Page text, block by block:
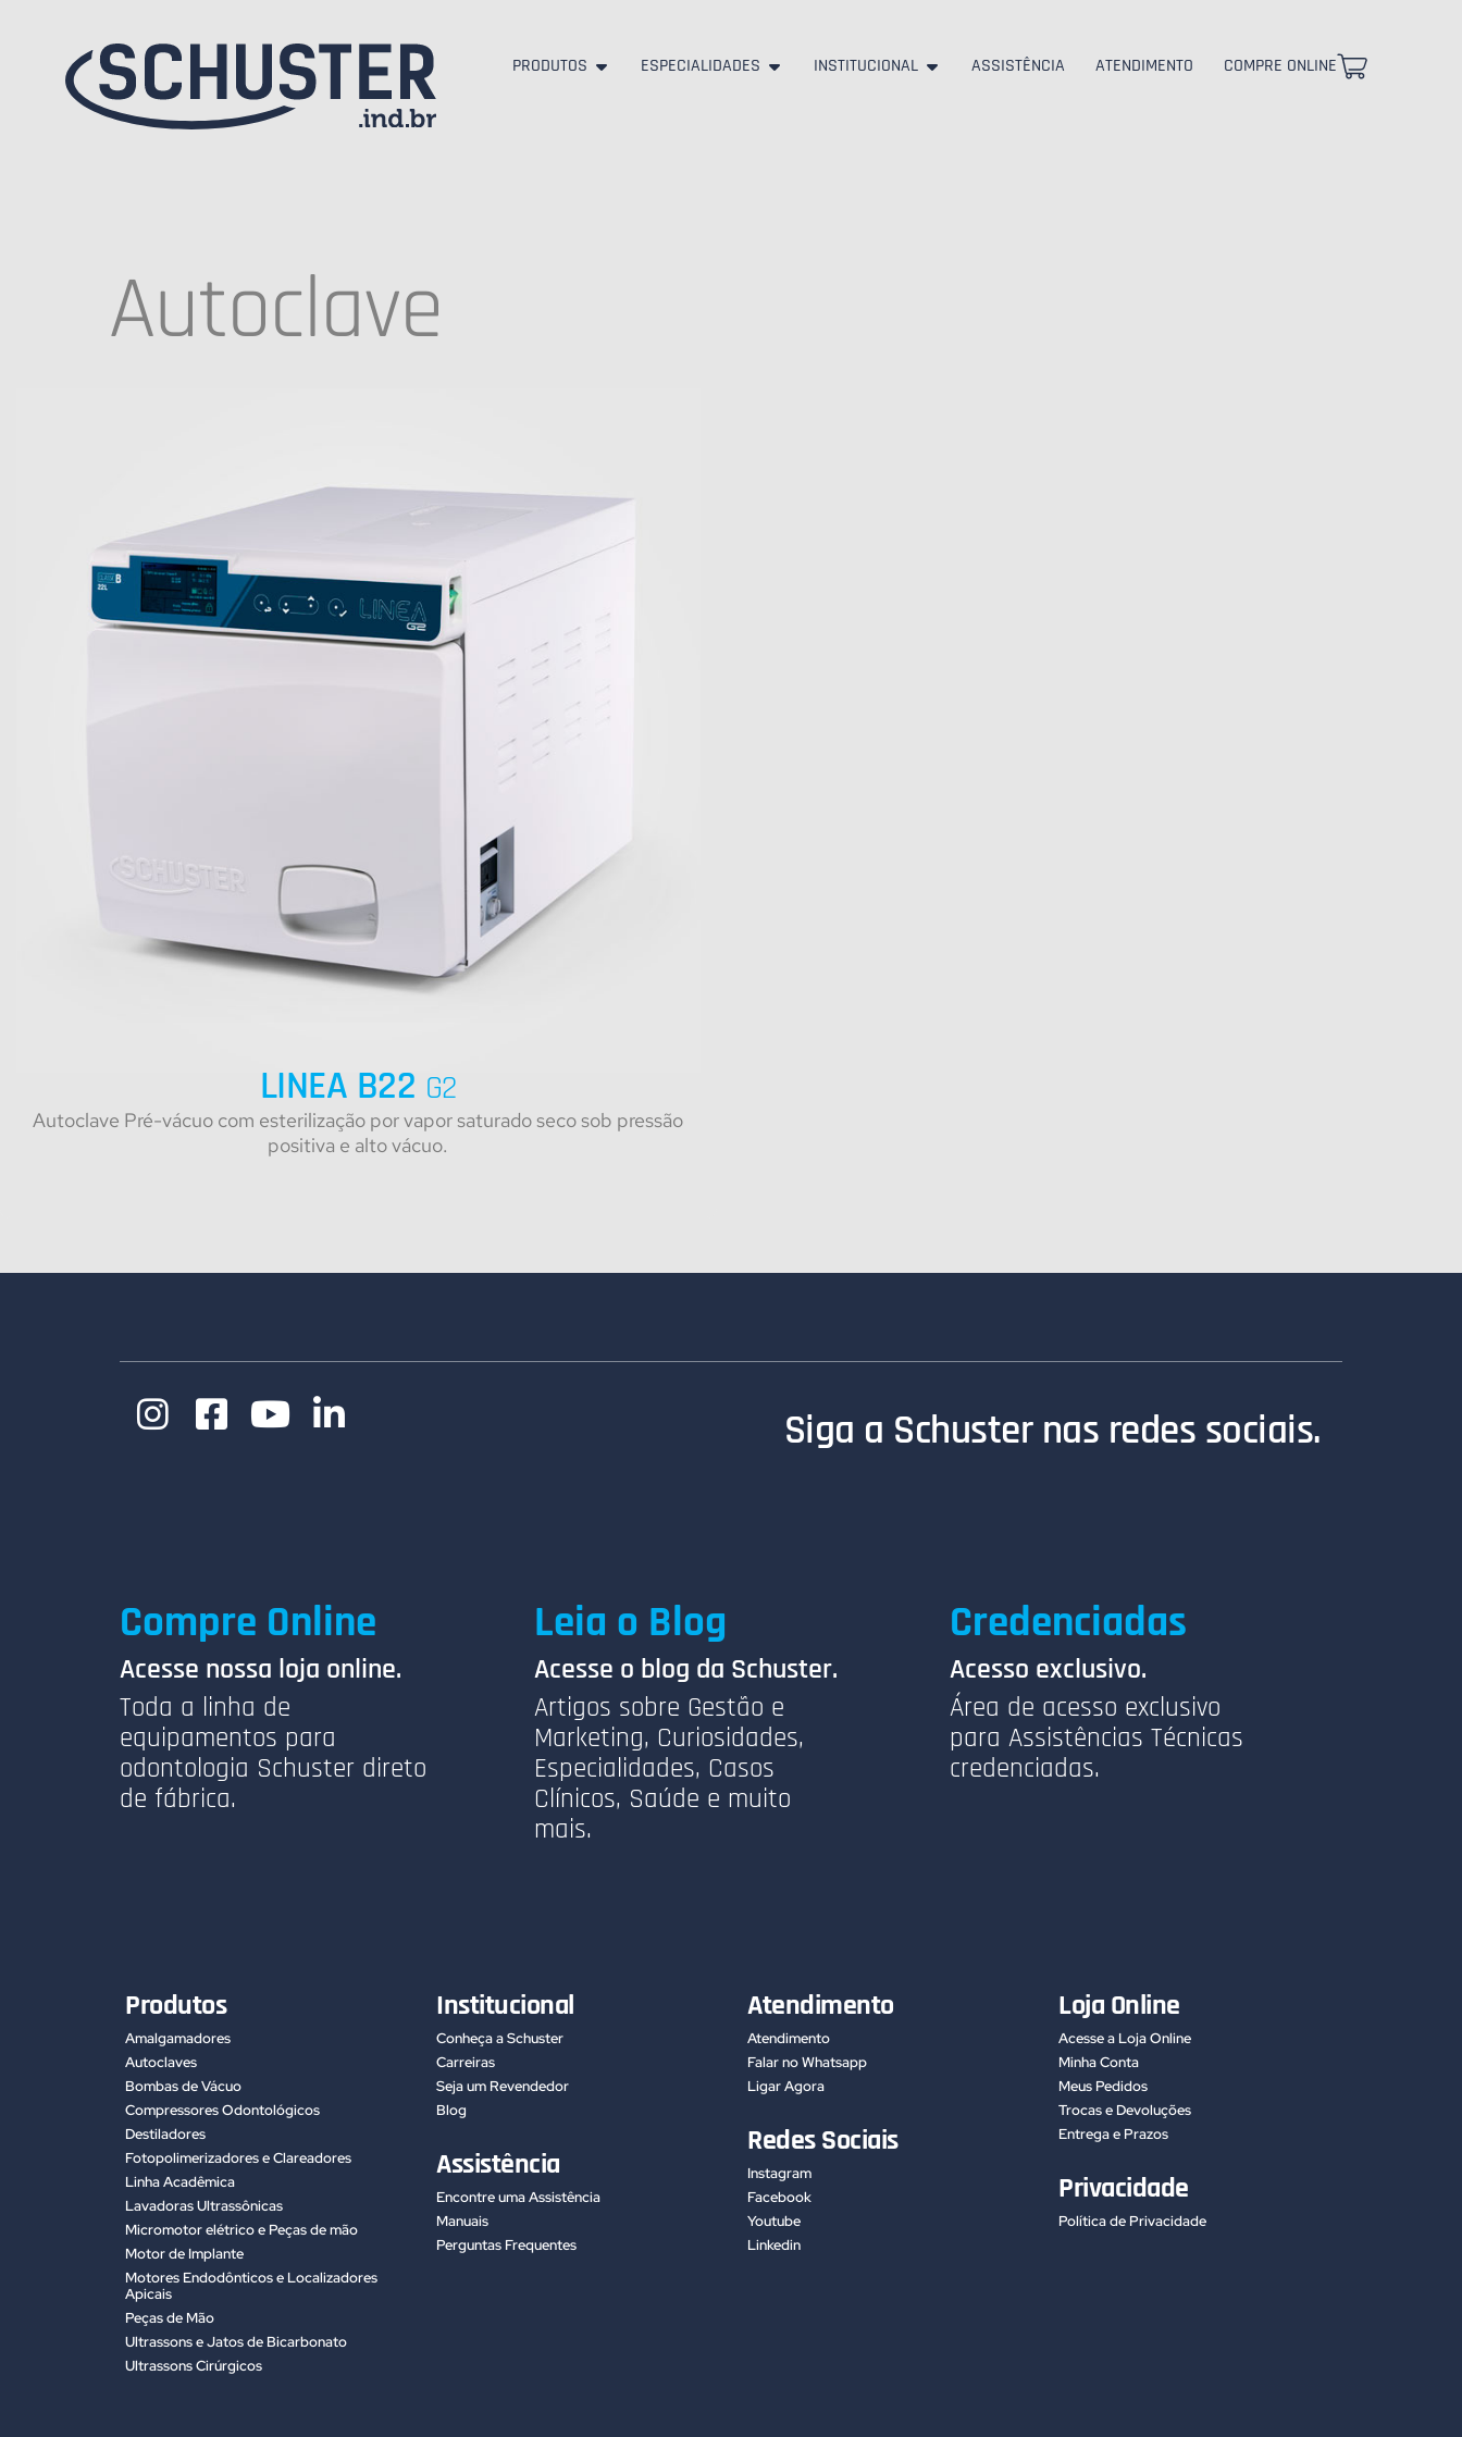
PRODUTOS ESPECIALIDADES INSTITUCIONAL ASSISTÊNCIA ATENDIMENTO COMPRE ONLINE
Autoclave
LINEA B22 G2
Autoclave Pré-vácuo com esterilização por vapor saturado seco sob pressão
positiva e alto vácuo.
Siga a Schuster nas redes sociais.
Compre Online
Acesse nossa loja online.
Toda a linha de
equipamentos para
odontologia Schuster direto
de fábrica.
Leia o Blog
Acesse o blog da Schuster.
Artigos sobre Gestão e
Marketing, Curiosidades,
Especialidades, Casos
Clínicos, Saúde e muito
mais.
Credenciadas
Acesso exclusivo.
Área de acesso exclusivo
para Assistências Técnicas
credenciadas.
Produtos
Amalgamadores
Autoclaves
Bombas de Vácuo
Compressores Odontológicos
Destiladores
Fotopolimerizadores e Clareadores
Linha Acadêmica
Lavadoras Ultrassônicas
Micromotor elétrico e Peças de mão
Motor de Implante
Motores Endodônticos e Localizadores
Apicais
Peças de Mão
Ultrassons e Jatos de Bicarbonato
Ultrassons Cirúrgicos
Institucional
Conheça a Schuster
Carreiras
Seja um Revendedor
Blog
Assistência
Encontre uma Assistência
Manuais
Perguntas Frequentes
Atendimento
Atendimento
Falar no Whatsapp
Ligar Agora
Redes Sociais
Instagram
Facebook
Youtube
Linkedin
Loja Online
Acesse a Loja Online
Minha Conta
Meus Pedidos
Trocas e Devoluções
Entrega e Prazos
Privacidade
Política de Privacidade